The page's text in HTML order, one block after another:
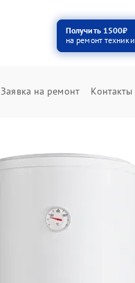
Получить 1500₽
на ремонт техники
Заявка на ремонт Контакты